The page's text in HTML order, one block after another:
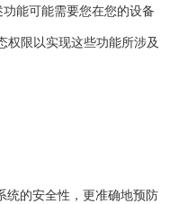
能可能需要您在您的设备
权限以实现这些功能所涉及
统的安全性，更准确地预防